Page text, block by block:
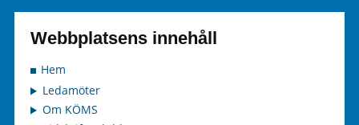
Webbplatsens innehåll
Hem
Ledamöter
Om KÖMS